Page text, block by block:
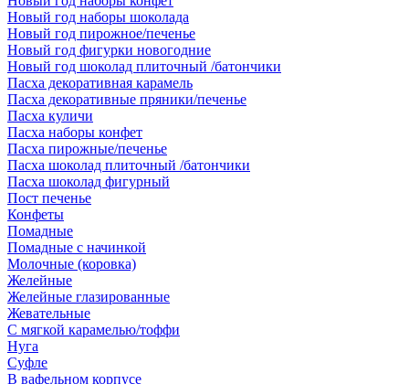
Новый год наборы шоколада
Новый год пирожное/печенье
Новый год фигурки новогодние
Новый год шоколад плиточный /батончики
Пасха декоративная карамель
Пасха декоративные пряники/печенье
Пасха куличи
Пасха наборы конфет
Пасха пирожные/печенье
Пасха шоколад плиточный /батончики
Пасха шоколад фигурный
Пост печенье
Конфеты
Помадные
Помадные с начинкой
Молочные (коровка)
Желейные
Желейные глазированные
Жевательные
С мягкой карамелью/тоффи
Нуга
Суфле
В вафельном корпусе